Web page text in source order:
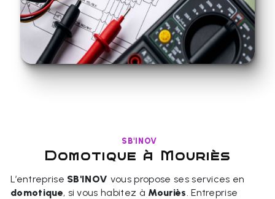
SB'INOV
domotique à Mouriès
L’entreprise SB'INOV vous propose ses services en
domotique, si vous habitez à Mouriès. Entreprise